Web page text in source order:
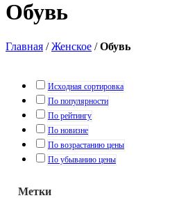
Обувь
Главная /Женское /Обувь
Исходная сортировка
По популярности
По рейтингу
По новизне
По возрастанию цены
По убыванию цены
Метки